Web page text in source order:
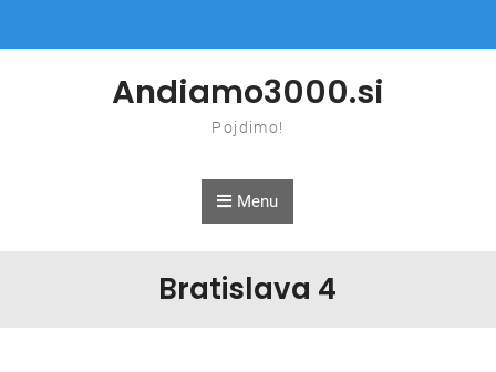
Andiamo3000.si
Pojdimo!
Menu
Bratislava 4